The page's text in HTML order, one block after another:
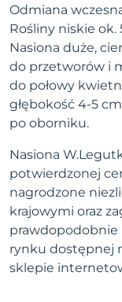
Odmiana
Rośliny niskie ok.
Nasiona duże,
do przetworów i
do połowy
głębokość 4-5
po oborniku.
Nasiona
potwierdzonej
nagrodzone
krajowymi oraz
prawdopodobnie
rynku dostępnej
sklepie